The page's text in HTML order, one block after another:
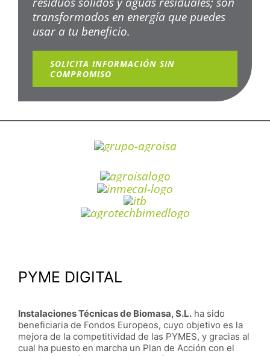
transformados en energía que puedes
usar a tu beneficio.
SOLICITA INFORMACIÓN SIN
COMPROMISO
PYME DIGITAL
Instalaciones Técnicas de Biomasa, S.L.ha sido
beneficiaria de Fondos Europeos, cuyo objetivo es la
mejora de la competitividad de las PYMES, y gracias al
cual ha puesto en marcha un Plan de Acción con el